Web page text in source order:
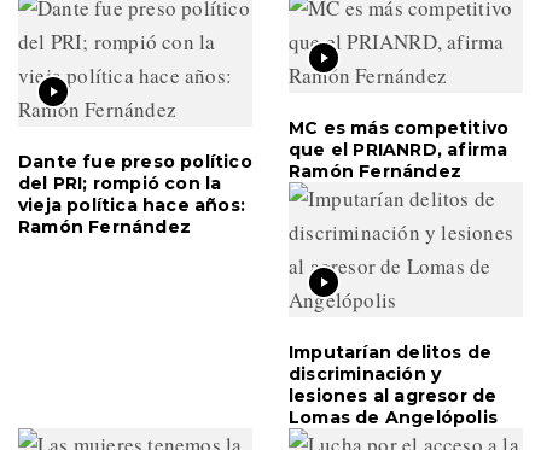
Dante fue preso político
del PRI; rompió con la
vieja política hace años:
Ramón Fernández
MC es más competitivo
que el PRIANRD, afirma
Ramón Fernández
Imputarían delitos de
discriminación y
lesiones al agresor de
Lomas de Angelópolis